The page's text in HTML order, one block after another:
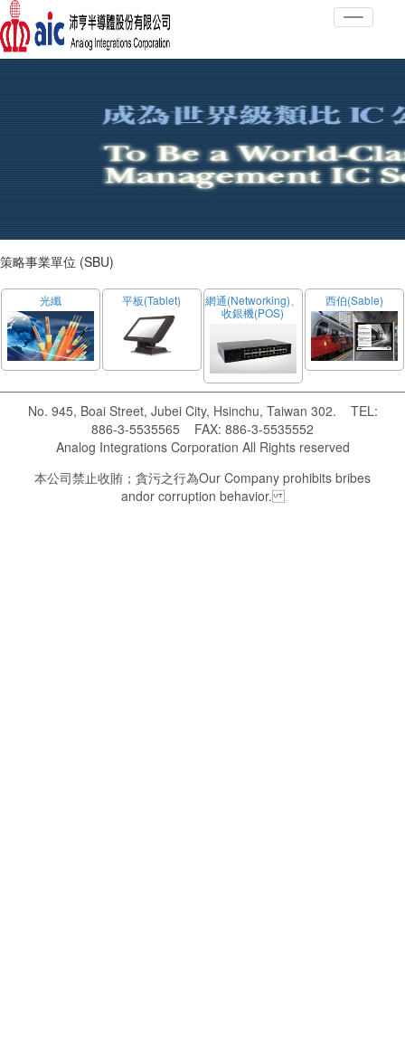
Toggle
策略事業單位 (SBU)
光纖 平板(Tablet)
網通(Networking)、
收銀機(POS)
西伯(Sable)
No. 945, Boai Street, Jubei City, Hsinchu, Taiwan 302. TEL:
886-3-5535565 FAX: 886-3-5535552
Analog Integrations Corporation All Rights reserved
本公司禁止收賄；貪污之行為 Our Company prohibits bribes
andor corruption behavior.